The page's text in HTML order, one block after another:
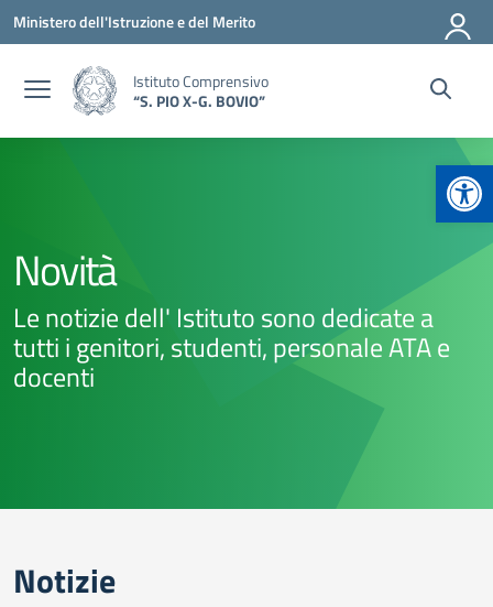
Vai ai contenuti
Vai al menu di navigazione
Vai al footer
Ministero dell'Istruzione e del Merito
Istituto Comprensivo
“S. PIO X-G. BOVIO”
Novità
Le notizie dell' Istituto sono dedicate a
tutti i genitori, studenti, personale ATA e
docenti
Notizie